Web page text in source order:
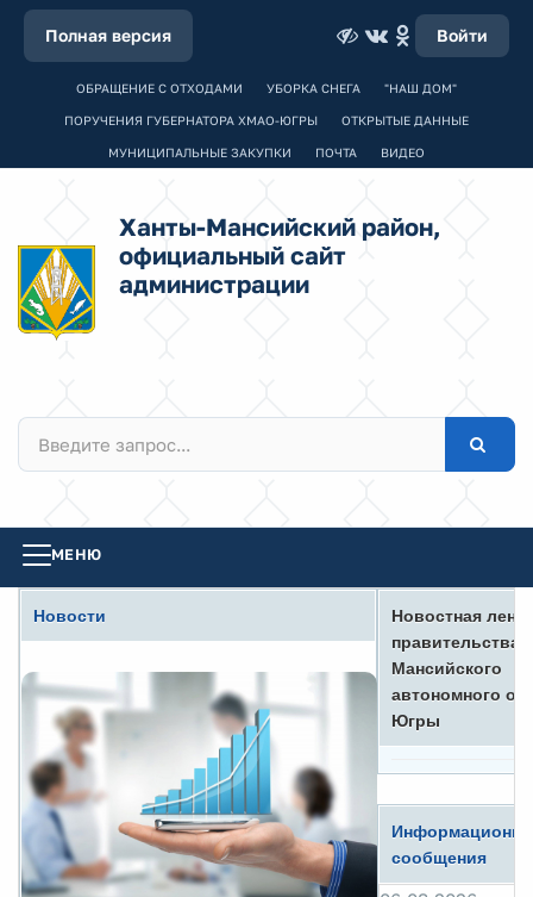
Полная версия Войти
ОБРАЩЕНИЕ С ОТХОДАМИ УБОРКА СНЕГА "НАШ ДОМ"
ПОРУЧЕНИЯ ГУБЕРНАТОРА ХМАО-ЮГРЫ ОТКРЫТЫЕ ДАННЫЕ
МУНИЦИПАЛЬНЫЕ ЗАКУПКИ ПОЧТА ВИДЕО
Ханты-Мансийский район,
официальный сайт
администрации
МЕНЮ
Новости
Новостная лента
правительства
Мансийского
автономного
Югры
сообщения